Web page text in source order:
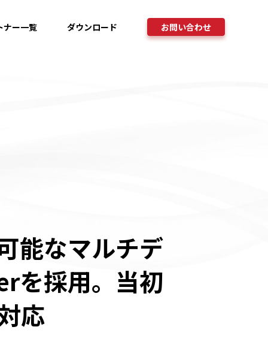
ナー一覧 ダウンロード お問い合わせ
能なマルチデ
を採用。当初
応